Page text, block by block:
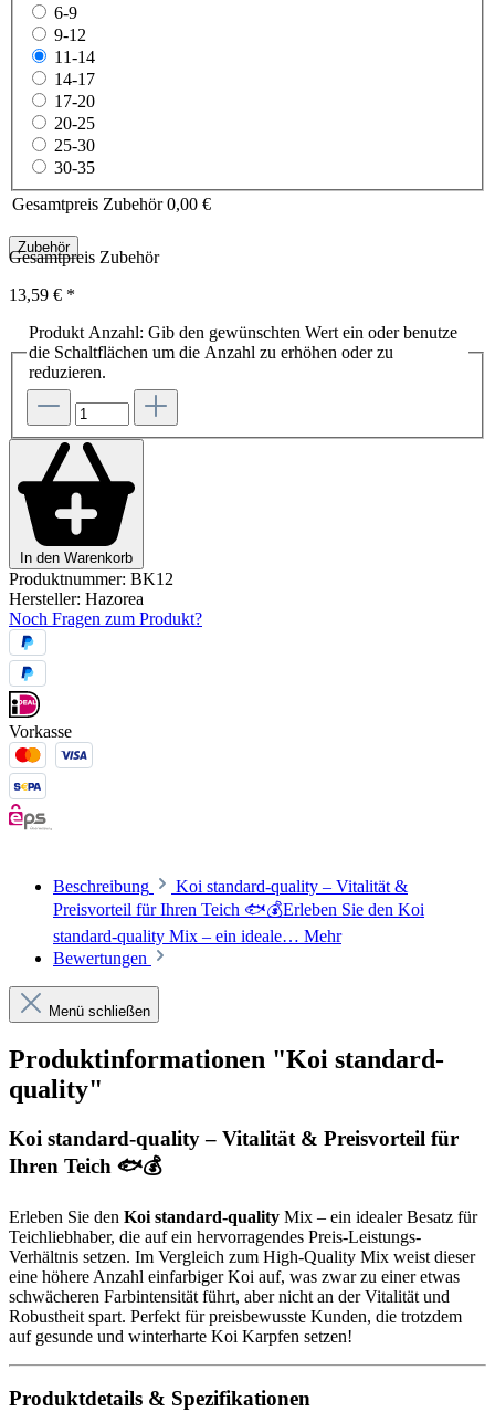
6-9
9-12
11-14
14-17
17-20
20-25
25-30
30-35
Gesamtpreis Zubehör 0,00 €
Zubehör
Gesamtpreis Zubehör
13,59 € *
Produkt Anzahl: Gib den gewünschten Wert ein oder benutze
die Schaltflächen um die Anzahl zu erhöhen oder zu
reduzieren.
In den Warenkorb
Produktnummer: BK12
Hersteller: Hazorea
Noch Fragen zum Produkt?
Vorkasse
Beschreibung
Koi standard-quality – Vitalität &
Preisvorteil für Ihren Teich 🐟💰Erleben Sie den Koi
standard-quality Mix – ein ideale… Mehr
Bewertungen
Menü schließen
Produktinformationen "Koi standard-
quality"
Koi standard-quality – Vitalität & Preisvorteil für
Ihren Teich 🐟💰
Erleben Sie den Koi standard-quality Mix – ein idealer Besatz für
Teichliebhaber, die auf ein hervorragendes Preis-Leistungs-
Verhältnis setzen. Im Vergleich zum High-Quality Mix weist dieser
eine höhere Anzahl einfarbiger Koi auf, was zwar zu einer etwas
schwächeren Farbintensität führt, aber nicht an der Vitalität und
Robustheit spart. Perfekt für preisbewusste Kunden, die trotzdem
auf gesunde und winterharte Koi Karpfen setzen!
Produktdetails & Spezifikationen